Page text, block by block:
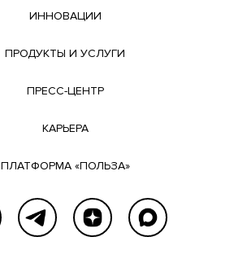
ИННОВАЦИИ
ПРОДУКТЫ И УСЛУГИ
ПРЕСС-ЦЕНТР
КАРЬЕРА
ПЛАТФОРМА «ПОЛЬЗА»